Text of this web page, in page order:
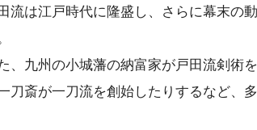
流は江戸時代に隆盛し、さらに幕末の
、九州の小城藩の納富家が戸田流剣術
刀斎が一刀流を創始したりするなど、